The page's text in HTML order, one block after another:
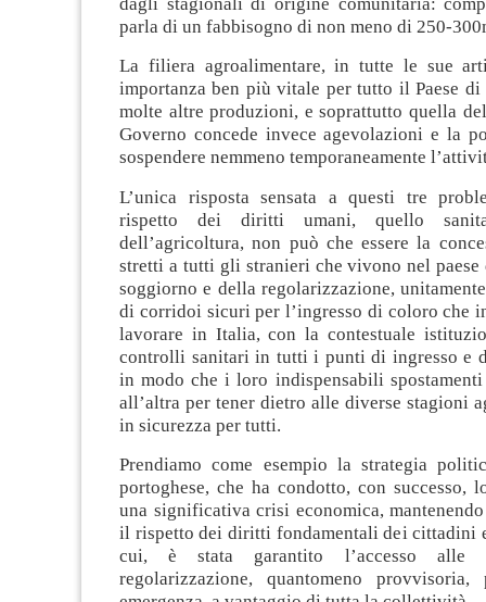
parla di un fabbisogno di non meno di 250-
La filiera agroalimentare, in tutte le sue
importanza ben più vitale per tutto il Paese
molte altre produzioni, e soprattutto quella
Governo concede invece agevolazioni e la
sospendere nemmeno temporaneamente
L’unica risposta sensata a questi tre
rispetto dei diritti umani, quello
dell’agricoltura, non può che essere la
stretti a tutti gli stranieri che vivono nel paese
soggiorno e della regolarizzazione,
di corridoi sicuri per l’ingresso di coloro che
lavorare in Italia, con la contestuale
controlli sanitari in tutti i punti di ingresso e
in modo che i loro indispensabili
all’altra per tener dietro alle diverse stagioni
in sicurezza per tutti.
Prendiamo come esempio la strategia
portoghese, che ha condotto, con successo,
una significativa crisi economica,
il rispetto dei diritti fondamentali dei cittadini
cui, è stata garantito l’accesso alle
regolarizzazione, quantomeno